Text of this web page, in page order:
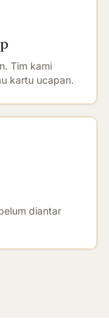
Tim kami
kartu ucapan.
diantar